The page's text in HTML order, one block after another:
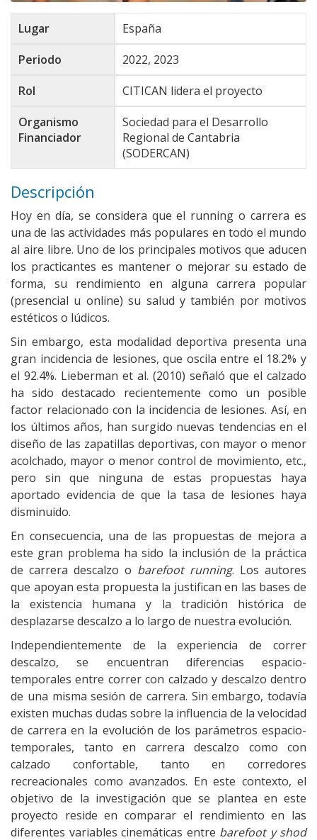
Lugar
España
Periodo
2022, 2023
Rol
CITICAN lidera el proyecto
Organismo
Financiador
Sociedad para el Desarrollo
Regional de Cantabria
(SODERCAN)
Descripción
Hoy en día, se considera que el running o carrera es
una de las actividades más populares en todo el mundo
al aire libre. Uno de los principales motivos que aducen
los practicantes es mantener o mejorar su estado de
forma, su rendimiento en alguna carrera popular
(presencial u online) su salud y también por motivos
estéticos o lúdicos.
Sin embargo, esta modalidad deportiva presenta una
gran incidencia de lesiones, que oscila entre el 18.2% y
el 92.4%. Lieberman et al. (2010) señaló que el calzado
ha sido destacado recientemente como un posible
factor relacionado con la incidencia de lesiones. Así, en
los últimos años, han surgido nuevas tendencias en el
diseño de las zapatillas deportivas, con mayor o menor
acolchado, mayor o menor control de movimiento, etc.,
pero sin que ninguna de estas propuestas haya
aportado evidencia de que la tasa de lesiones haya
disminuido.
En consecuencia, una de las propuestas de mejora a
este gran problema ha sido la inclusión de la práctica
de carrera descalzo o barefoot running. Los autores
que apoyan esta propuesta la justifican en las bases de
la existencia humana y la tradición histórica de
desplazarse descalzo a lo largo de nuestra evolución.
Independientemente de la experiencia de correr
descalzo, se encuentran diferencias espacio-
temporales entre correr con calzado y descalzo dentro
de una misma sesión de carrera. Sin embargo, todavía
existen muchas dudas sobre la influencia de la velocidad
de carrera en la evolución de los parámetros espacio-
temporales, tanto en carrera descalzo como con
calzado confortable, tanto en corredores
recreacionales como avanzados. En este contexto, el
objetivo de la investigación que se plantea en este
proyecto reside en comparar el rendimiento en las
diferentes variables cinemáticas entre barefoot y shod